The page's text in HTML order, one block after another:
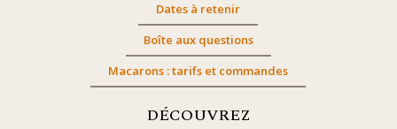
Dates à retenir
Boîte aux questions
Macarons : tarifs et commandes
DÉCOUVREZ